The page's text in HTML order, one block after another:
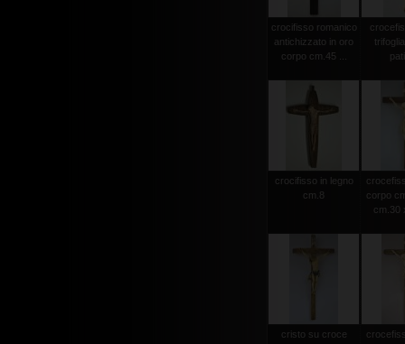
crocifisso romanico
antichizzato in oro
corpo cm.45 ...
crocifisso in legno
cm.8
corpo
cm.30
cristo su croce